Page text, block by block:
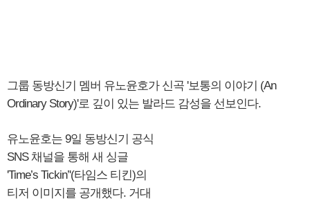
그룹 동방신기 멤버 유노윤호가 신곡 '보통의 이야기 (An
Ordinary Story)'로 깊이 있는 발라드 감성을 선보인다.
유노윤호는 9일 동방신기 공식
SNS 채널을 통해 새 싱글
'Time’s Tickin’'(타임스 티킨)의
티저 이미지를 공개했다. 거대